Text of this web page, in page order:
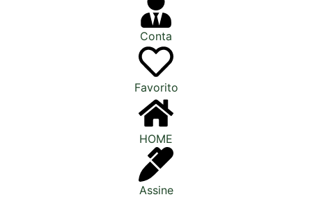
Conta
Favorito
HOME
Assine